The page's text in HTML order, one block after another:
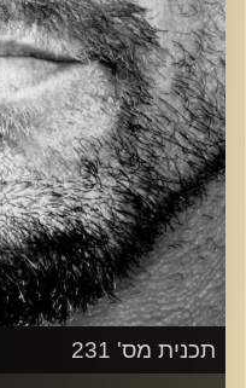
תכנית מס' 231